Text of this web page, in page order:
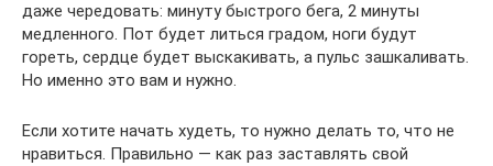
даже чередовать: минуту быстрого бега, 2 минуты
медленного. Пот будет литься градом, ноги будут
гореть, сердце будет выскакивать, а пульс зашкаливать.
Но именно это вам и нужно.
Если хотите начать худеть, то нужно делать то, что не
нравиться. Правильно — как раз заставлять свой